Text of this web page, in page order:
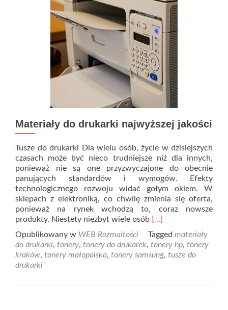
Materiały do drukarki najwyższej jakości
Tusze do drukarki Dla wielu osób, życie w dzisiejszych
czasach może być nieco trudniejsze niż dla innych,
ponieważ nie są one przyzwyczajone do obecnie
panujących standardów i wymogów. Efekty
technologicznego rozwoju widać gołym okiem. W
sklepach z elektroniką, co chwilę zmienia się oferta,
ponieważ na rynek wchodzą to, coraz nowsze
produkty. Niestety niezbyt wiele osób Read
about
Materiały
do
[…]
Opublikowany w WEB Rozmaitości Tagged materiały
do drukarki, tonery, tonery do drukarek, tonery hp, tonery
kraków, tonery małopolska, tonery samsung, tusze do
drukarki